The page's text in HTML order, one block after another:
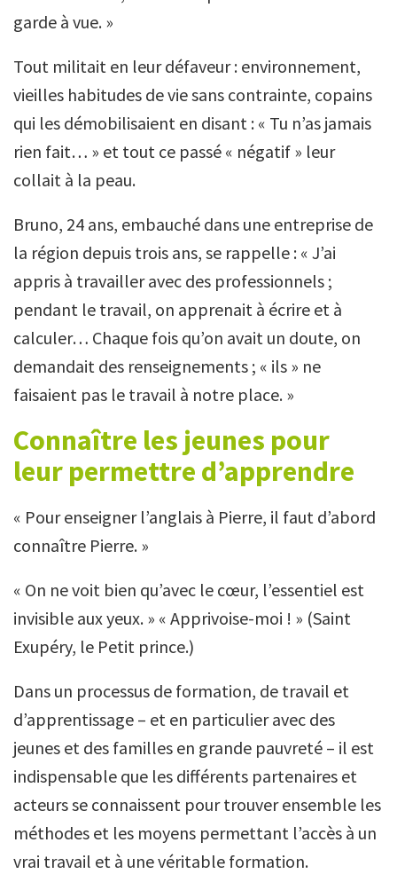
garde à vue. »
Tout militait en leur défaveur : environnement,
vieilles habitudes de vie sans contrainte, copains
qui les démobilisaient en disant : « Tu n’as jamais
rien fait… » et tout ce passé « négatif » leur
collait à la peau.
Bruno, 24 ans, embauché dans une entreprise de
la région depuis trois ans, se rappelle : « J’ai
appris à travailler avec des professionnels ;
pendant le travail, on apprenait à écrire et à
calculer… Chaque fois qu’on avait un doute, on
demandait des renseignements ; « ils » ne
faisaient pas le travail à notre place. »
Connaître les jeunes pour
leur permettre d’apprendre
« Pour enseigner l’anglais à Pierre, il faut d’abord
connaître Pierre. »
« On ne voit bien qu’avec le cœur, l’essentiel est
invisible aux yeux. » « Apprivoise-moi ! » (Saint
Exupéry, le Petit prince.)
Dans un processus de formation, de travail et
d’apprentissage – et en particulier avec des
jeunes et des familles en grande pauvreté – il est
indispensable que les différents partenaires et
acteurs se connaissent pour trouver ensemble les
méthodes et les moyens permettant l’accès à un
vrai travail et à une véritable formation.